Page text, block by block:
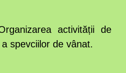
activității de
spevciilor de vânat.